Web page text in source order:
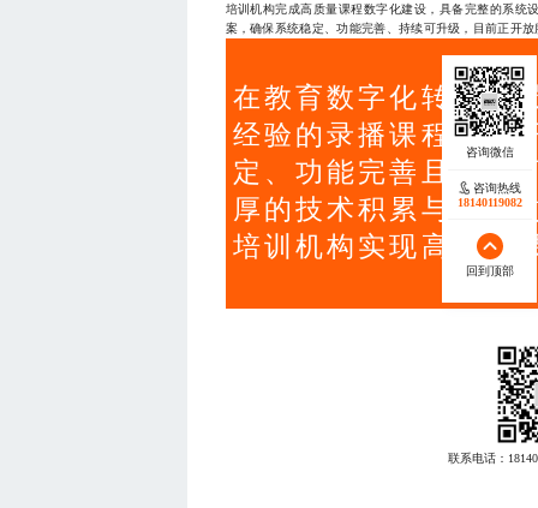
培训机构完成高质量课程数字化建设，具备完整的系统
案，确保系统稳定、功能完善、持续可升级，目前正开
在教育数字化转型背
经验的录播课程系统
定、功能完善且持续
厚的技术积累与完善
培训机构实现高质量
联系电话：
咨询热线
18140119082
回到顶部